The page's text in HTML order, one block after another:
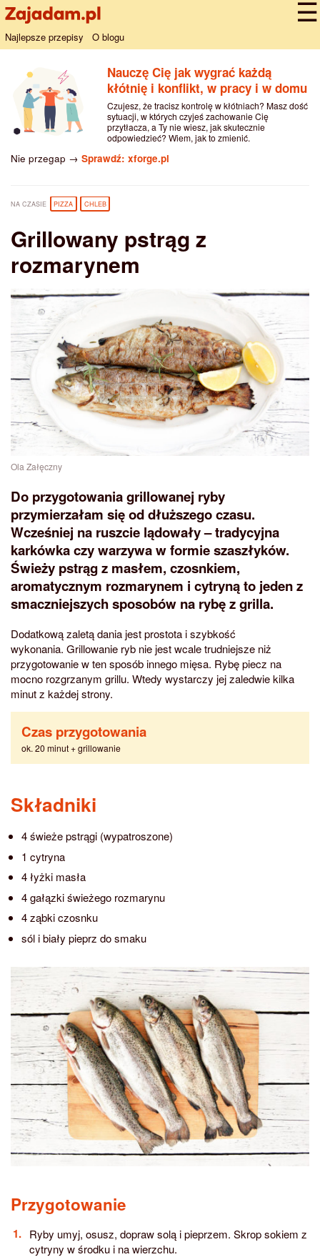
Najlepsze przepisy O blogu
Nauczę Cię jak wygrać każdą
kłótnię i konflikt, w pracy i w domu
Czujesz, że tracisz kontrolę w kłótniach? Masz dość
sytuacji, w których czyjeś zachowanie Cię
przytłacza, a Ty nie wiesz, jak skutecznie
odpowiedzieć? Wiem, jak to zmienić.
Nie przegap → Sprawdź: xforge.pl
NA CZASIE PIZZA CHLEB
Grillowany pstrąg z
rozmarynem
Ola Załęczny
Do przygotowania grillowanej ryby
przymierzałam się od dłuższego czasu.
Wcześniej na ruszcie lądowały – tradycyjna
karkówka czy warzywa w formie szaszłyków.
Świeży pstrąg z masłem, czosnkiem,
aromatycznym rozmarynem i cytryną to jeden z
smaczniejszych sposobów na rybę z grilla.
Dodatkową zaletą dania jest prostota i szybkość
wykonania. Grillowanie ryb nie jest wcale trudniejsze niż
przygotowanie w ten sposób innego mięsa. Rybę piecz na
mocno rozgrzanym grillu. Wtedy wystarczy jej zaledwie kilka
minut z każdej strony.
Czas przygotowania
ok. 20 minut + grillowanie
Składniki
4 świeże pstrągi (wypatroszone)
1 cytryna
4 łyżki masła
4 gałązki świeżego rozmarynu
4 ząbki czosnku
sól i biały pieprz do smaku
Przygotowanie
Ryby umyj, osusz, dopraw solą i pieprzem. Skrop sokiem z
cytryny w środku i na wierzchu.